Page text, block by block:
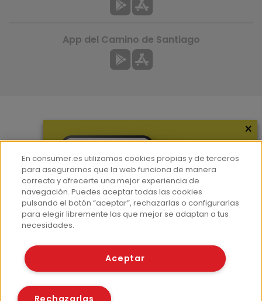
Hemeroteca
Contacto
Prensa
Corpus Lingüístico Consumer
App del Camino de Santiago
© Fundación EROSKI
Políticas de cookies
×
En consumer.es utilizamos cookies propias y de terceros
para asegurarnos que la web funciona de manera
correcta y ofrecerte una mejor experiencia de
navegación. Puedes aceptar todas las cookies
pulsando el botón “aceptar”, rechazarlas o configurarlas
para elegir libremente las que mejor se adaptan a tus
necesidades.
Aceptar